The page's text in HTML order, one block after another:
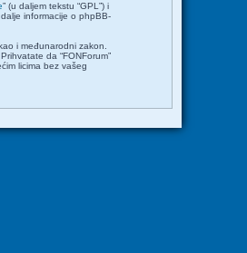
” (u daljem tekstu “GPL”) i
informacije o phpBB-
i međunarodni zakon.
da “FONForum”
licima bez vašeg